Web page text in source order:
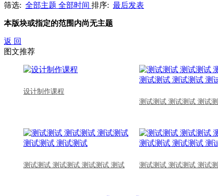
筛选: 全部主题 全部时间 排序: 最后发表
本版块或指定的范围内尚无主题
返 回
图文推荐
设计制作课程
测试测试 测试测试 测试
测试测试 测试测试 测试测试 测试 测试测试 测试测试 测试